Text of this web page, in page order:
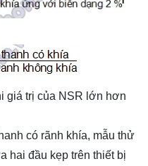
giá trị của NSR lớn hơn
có rãnh khía, mẫu thử
hai đầu kẹp trên thiết bị